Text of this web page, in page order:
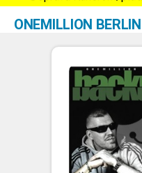
ONEMILLION BERLIN